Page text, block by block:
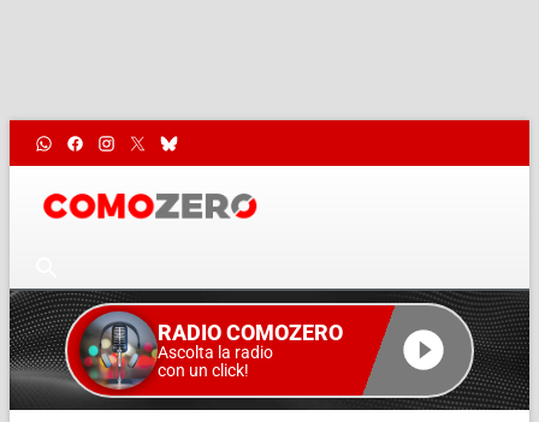
RADIO COMOZERO
Ascolta la radio
con un click!